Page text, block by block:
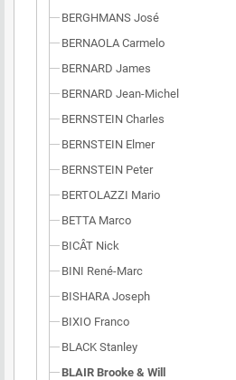
BERGHMANS José
BERNAOLA Carmelo
BERNARD James
BERNARD Jean-Michel
BERNSTEIN Charles
BERNSTEIN Elmer
BERNSTEIN Peter
BERTOLAZZI Mario
BETTA Marco
BICÂT Nick
BINI René-Marc
BISHARA Joseph
BIXIO Franco
BLACK Stanley
BLAIR Brooke & Will